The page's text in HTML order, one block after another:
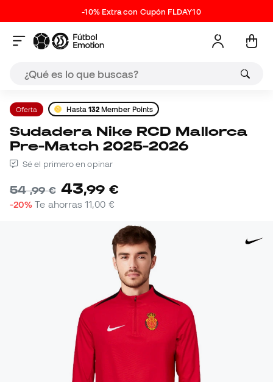
-10% Extra con Cupón FLDAY10
Oferta Hasta 132 Member Points
Sudadera Nike RCD Mallorca
Pre-Match 2025-2026
Sé el primero en opinar
54,99 € 43,99 €
-20% Te ahorras11,00 €